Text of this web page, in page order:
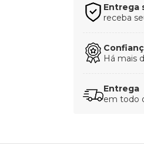
Entrega
receba
Há mais
Entrega
em todo